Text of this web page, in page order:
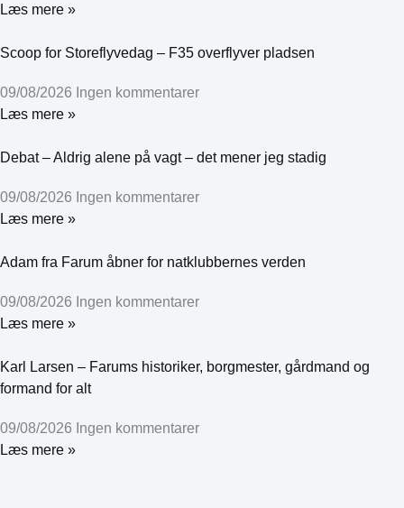
Læs mere »
Scoop for Storeflyvedag – F35 overflyver pladsen
09/08/2026 Ingen kommentarer
Læs mere »
Debat – Aldrig alene på vagt – det mener jeg stadig
09/08/2026 Ingen kommentarer
Læs mere »
Adam fra Farum åbner for natklubbernes verden
09/08/2026 Ingen kommentarer
Læs mere »
Karl Larsen – Farums historiker, borgmester, gårdmand og
formand for alt
09/08/2026 Ingen kommentarer
Læs mere »